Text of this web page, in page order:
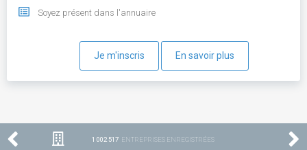
Soyez présent dans l'annuaire
Je m'inscris En savoir plus
1 002 517 ENTREPRISES ENREGISTRÉES